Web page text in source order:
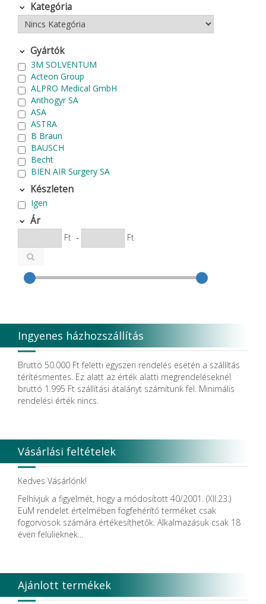
Kategória
Gyártók
3M SOLVENTUM
Acteon Group
ALPRO Medical GmbH
Anthogyr SA
ASA
ASTRA
B Braun
BAUSCH
Becht
BIEN AIR Surgery SA
Bode Chemie
Cardex
Carlo de Giorgi srl
CATTANI SpA
CAVEX
Cefla S.C.
CEMM Dental High Tech Ltd.
Coxo Medical Instrument Co. Ltd.
Degradable Solutions AG
DELTA RT.
Dendia GmbH
DenMat Holdings, LLC
Dental Film srl.
Dental Pacific
Dentis
Dentsply Sirona
Detax
DFS
DIADENT
DIRECTA AB
Discus Dental PHILIPS
DISPOTECH S.r.l.
DKL
DUX
Edelweiss Dentistry Products GmbH
Edenta
Készleten
Igen
Ár
Ft - Ft
Ingyenes házhozszállítás
Bruttó 50.000 Ft feletti egyszeri rendelés esetén a szállítás
térítésmentes. Ez alatt az érték alatti megrendeléseknél
bruttó 1.995 Ft szállítási átalányt számítunk fel. Minimális
rendelési érték nincs.
Vásárlási feltételek
Kedves Vásárlónk!
Felhívjuk a figyelmét, hogy a módosított 40/2001. (XII.23.)
EüM rendelet értelmében fogfehérítő terméket csak
fogorvosok számára értékesíthetők. Alkalmazásuk csak 18
éven felülieknek...
Ajánlott termékek